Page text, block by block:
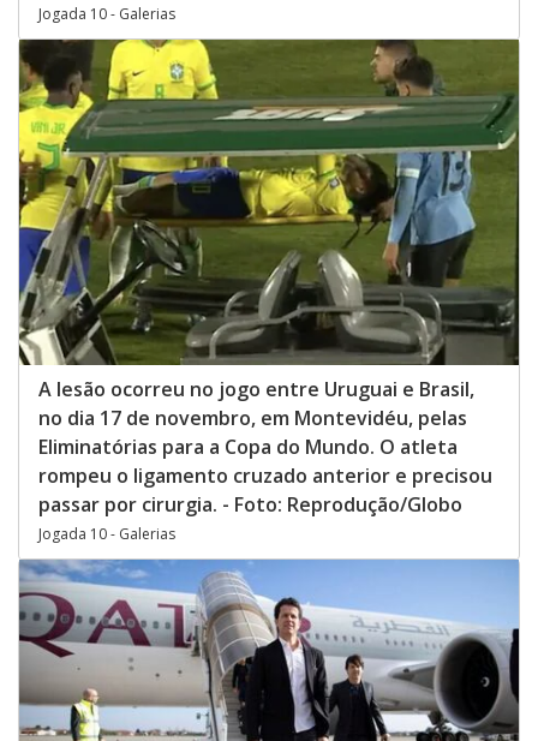
Jogada 10 - Galerias
A lesão ocorreu no jogo entre Uruguai e Brasil,
no dia 17 de novembro, em Montevidéu, pelas
Eliminatórias para a Copa do Mundo. O atleta
rompeu o ligamento cruzado anterior e precisou
passar por cirurgia. - Foto: Reprodução/Globo
Jogada 10 - Galerias